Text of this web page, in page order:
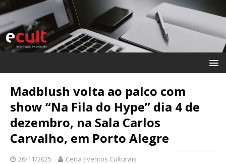
Madblush volta ao palco com
show “Na Fila do Hype” dia 4 de
dezembro, na Sala Carlos
Carvalho, em Porto Alegre
26/11/2025 Cena Eventos Culturais